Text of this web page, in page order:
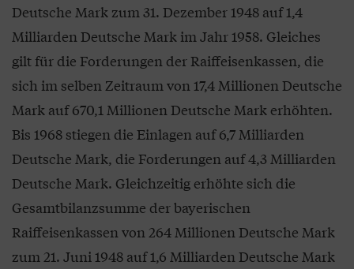
Deutsche Mark zum 31. Dezember 1948 auf 1,4
Milliarden Deutsche Mark im Jahr 1958. Gleiches
gilt für die Forderungen der Raiffeisenkassen, die
sich im selben Zeitraum von 17,4 Millionen Deutsche
Mark auf 670,1 Millionen Deutsche Mark erhöhten.
Bis 1968 stiegen die Einlagen auf 6,7 Milliarden
Deutsche Mark, die Forderungen auf 4,3 Milliarden
Deutsche Mark. Gleichzeitig erhöhte sich die
Gesamtbilanzsumme der bayerischen
Raiffeisenkassen von 264 Millionen Deutsche Mark
zum 21. Juni 1948 auf 1,6 Milliarden Deutsche Mark